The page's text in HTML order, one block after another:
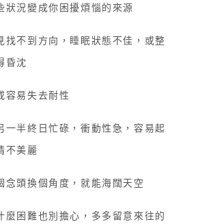
狀況變成你困擾煩惱的來源
找不到方向，睡眠狀態不佳，或整
昏沈
容易失去耐性
一半終日忙碌，衝動性急，容易起
不美麗
念頭換個角度，就能海闊天空
麼困難也別擔心，多多留意來往的